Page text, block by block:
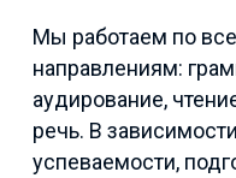
Мы работаем по
направлениям:
аудирование,
речь. В
успеваемости,